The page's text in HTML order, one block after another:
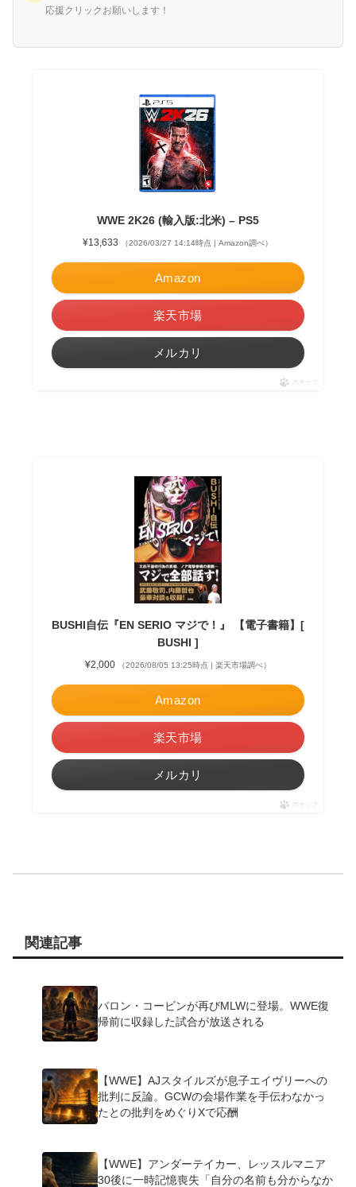
応援クリックお願いします！
WWE 2K26 (輸入版:北米) – PS5
¥13,633 （2026/03/27 14:14時点 | Amazon調べ）
Amazon
楽天市場
メルカリ
ポチップ
BUSHI自伝『EN SERIO マジで！』 【電子書籍】[
BUSHI ]
¥2,000 （2026/08/05 13:25時点 | 楽天市場調べ）
Amazon
楽天市場
メルカリ
ポチップ
関連記事
バロン・コービンが再びMLWに登場。WWE復
帰前に収録した試合が放送される
【WWE】AJスタイルズが息子エイヴリーへの
批判に反論。GCWの会場作業を手伝わなかっ
たとの批判をめぐりXで応酬
【WWE】アンダーテイカー、レッスルマニア
30後に一時記憶喪失「自分の名前も分からなか